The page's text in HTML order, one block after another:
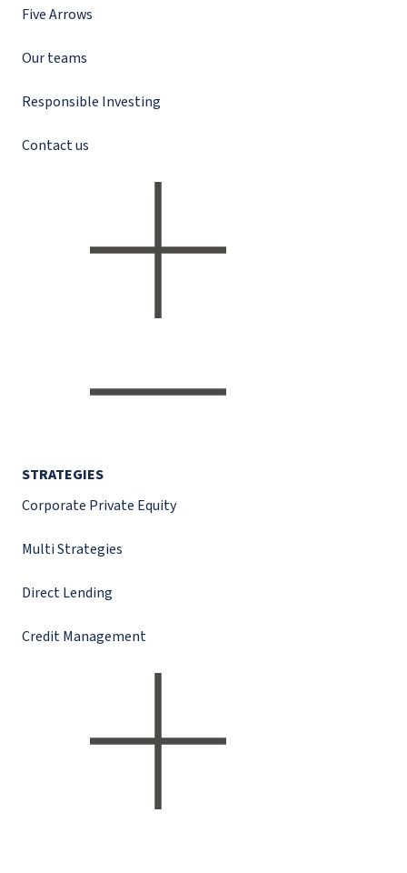
Five Arrows
Our teams
Responsible Investing
Contact us
STRATEGIES
Corporate Private Equity
Multi Strategies
Direct Lending
Credit Management